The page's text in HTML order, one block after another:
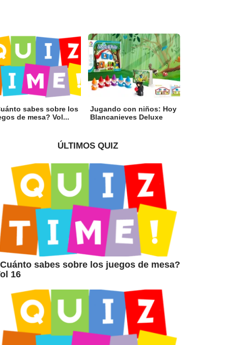
sabes sobre los
de mesa? Vol...
Jugando con niños: Hoy
Blancanieves Deluxe
ÚLTIMOS QUIZ
sabes sobre los juegos de mesa?
16